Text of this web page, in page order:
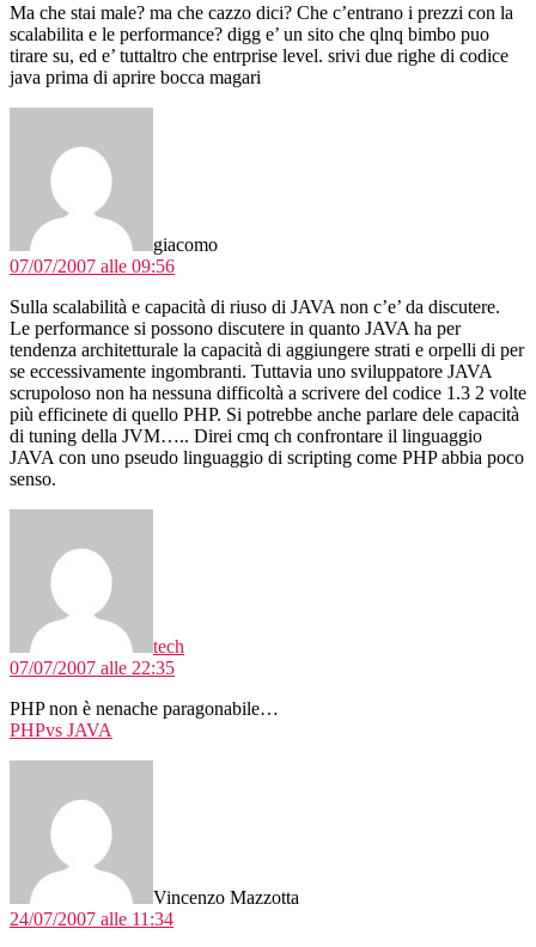
Ma che stai male? ma che cazzo dici? Che c’entrano i prezzi con la
scalabilita e le performance? digg e’ un sito che qlnq bimbo puo
tirare su, ed e’ tuttaltro che entrprise level. srivi due righe di codice
java prima di aprire bocca magari
giacomo
07/07/2007 alle 09:56
Sulla scalabilità e capacità di riuso di JAVA non c’e’ da discutere.
Le performance si possono discutere in quanto JAVA ha per
tendenza architetturale la capacità di aggiungere strati e orpelli di per
se eccessivamente ingombranti. Tuttavia uno sviluppatore JAVA
scrupoloso non ha nessuna difficoltà a scrivere del codice 1.3 2 volte
più efficinete di quello PHP. Si potrebbe anche parlare dele capacità
di tuning della JVM….. Direi cmq ch confrontare il linguaggio
JAVA con uno pseudo linguaggio di scripting come PHP abbia poco
senso.
tech
07/07/2007 alle 22:35
PHP non è nenache paragonabile…
PHPvs JAVA
Vincenzo Mazzotta
24/07/2007 alle 11:34